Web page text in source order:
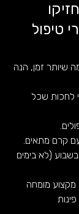
טיפול
שיותר זמן, הנה
לחכות שכל
עם קרם מתאים.
בשבוע (לא בימים
מקצוע מומחה